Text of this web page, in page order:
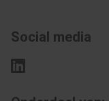
Social media